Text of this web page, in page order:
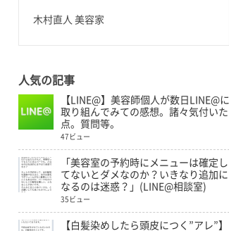
木村直人 美容家
人気の記事
【LINE@】美容師個人が数日LINE@に
取り組んでみての感想。諸々気付いた
点。質問等。
47ビュー
「美容室の予約時にメニューは確定し
てないとダメなのか？いきなり追加に
なるのは迷惑？」(LINE@相談室)
35ビュー
【白髪染めしたら頭皮につく”アレ”】